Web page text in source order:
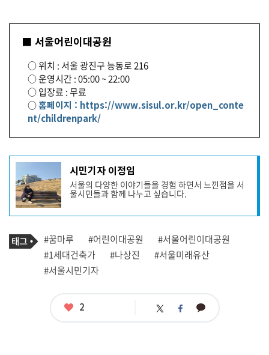
■ 서울어린이대공원
○ 위치 : 서울 광진구 능동로 216
○ 운영시간 : 05:00 ~ 22:00
○ 입장료 : 무료
○홈페이지 : https://www.sisul.or.kr/open_conte
nt/childrenpark/
기
사
작
성
자
프
필
시민기자 이정임
서울의 다양한 이야기들을 경험 하면서 느낀점을 서
울시민들과 함께 나누고 싶습니다.
기
사
관
련
태
태
그
#꿈마루 #어린이대공원
#서울어린이대공원
#1세대건축가
#나상진
#서울미래유산
#서울시민기자
좋
2 트 페 카